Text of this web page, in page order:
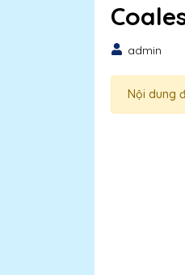
admin
Nội dung